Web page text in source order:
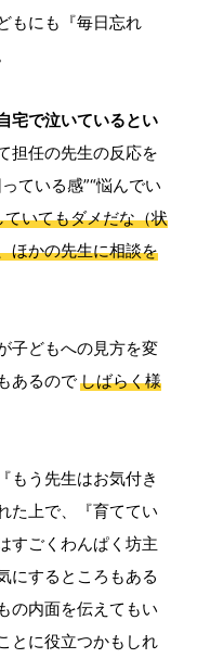
もにも『毎日忘れ
宅で泣いているとい
担任の先生の反応を
ている感”“悩んでい
いてもダメだな（状
ほかの先生に相談を
子どもへの見方を変
あるのでしばらく様
もう先生はお気付き
た上で、『育ててい
すごくわんぱく坊主
にするところもある
の内面を伝えてもい
とに役立つかもしれ